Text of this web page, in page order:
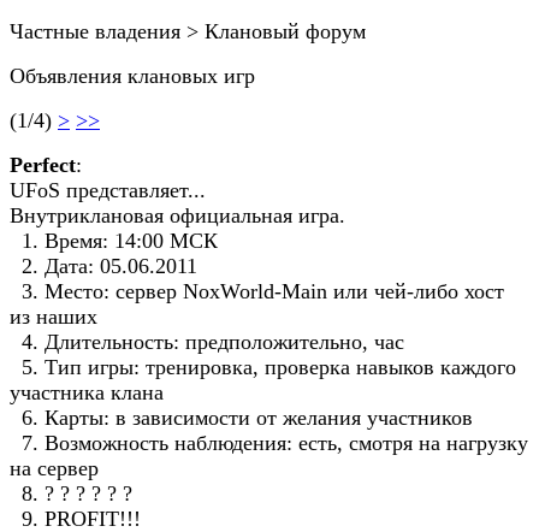
Частные владения > Клановый форум
Объявления клановых игр
(1/4) > >>
Perfect:
UFoS представляет...
Внутриклановая официальная игра.
1. Время: 14:00 МСК
2. Дата: 05.06.2011
3. Место: сервер NoxWorld-Main или чей-либо хост
из наших
4. Длительность: предположительно, час
5. Тип игры: тренировка, проверка навыков каждого
участника клана
6. Карты: в зависимости от желания участников
7. Возможность наблюдения: есть, смотря на нагрузку
на сервер
8. ? ? ? ? ? ?
9. PROFIT!!!